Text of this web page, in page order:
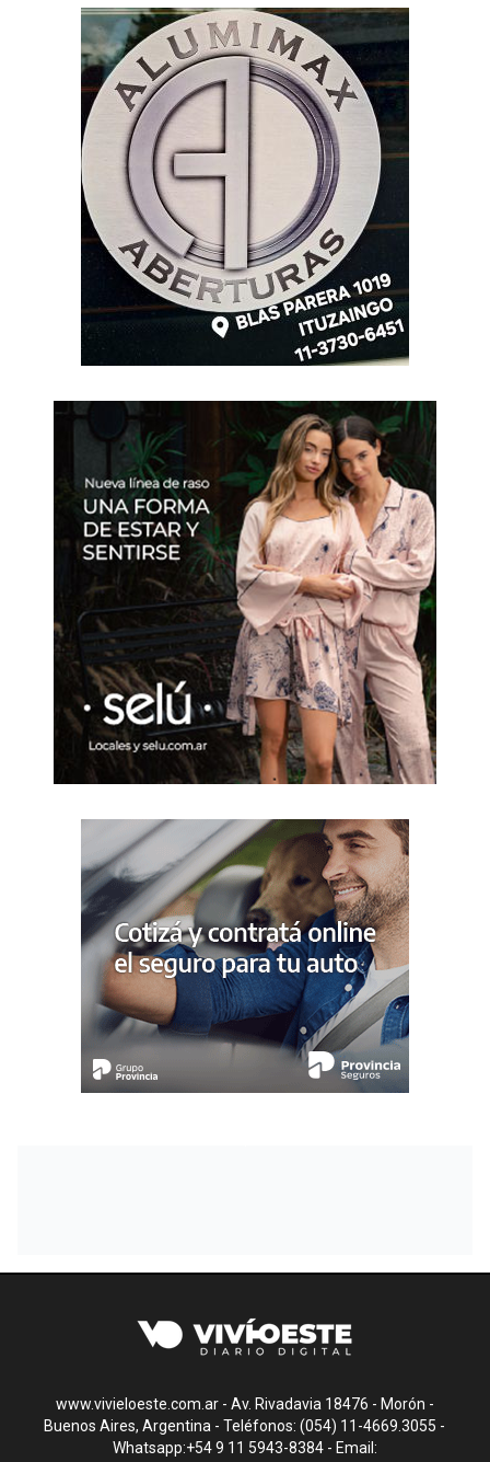
www.vivieloeste.com.ar - Av. Rivadavia 18476 - Morón -
Buenos Aires, Argentina - Teléfonos: (054) 11-4669.3055 -
Whatsapp:+54 9 11 5943-8384 - Email: